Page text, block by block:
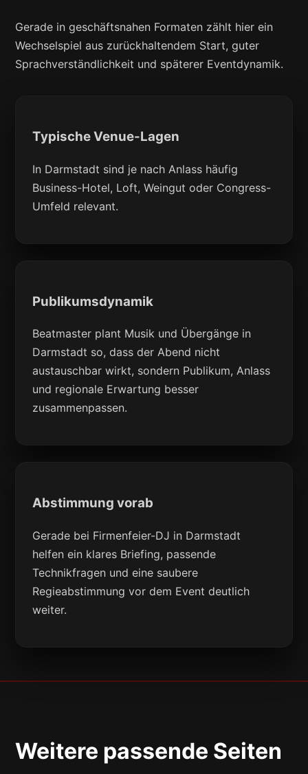
Gerade in geschäftsnahen Formaten zählt hier ein
Wechselspiel aus zurückhaltendem Start, guter
Sprachverständlichkeit und späterer Eventdynamik.
Typische Venue-Lagen
In Darmstadt sind je nach Anlass häufig
Business-Hotel, Loft, Weingut oder Congress-
Umfeld relevant.
Publikumsdynamik
Beatmaster plant Musik und Übergänge in
Darmstadt so, dass der Abend nicht
austauschbar wirkt, sondern Publikum, Anlass
und regionale Erwartung besser
zusammenpassen.
Abstimmung vorab
Gerade bei Firmenfeier-DJ in Darmstadt
helfen ein klares Briefing, passende
Technikfragen und eine saubere
Regieabstimmung vor dem Event deutlich
weiter.
Weitere passende Seiten